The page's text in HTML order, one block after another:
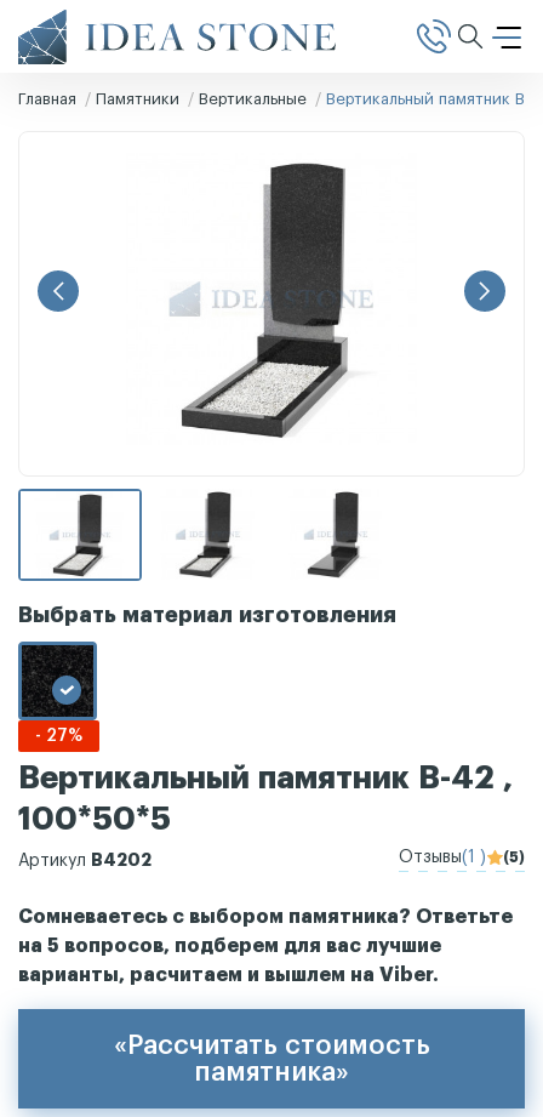
Главная Памятники Вертикальные Вертикальный памятник В-
Выбрать материал изготовления
- 27%
Вертикальный памятник В-42 ,
100*50*5
Артикул В4202 Отзывы(1 ) (5)
Сомневаетесь с выбором памятника? Ответьте
на 5 вопросов, подберем для вас лучшие
варианты, расчитаем и вышлем на Viber.
«Рассчитать стоимость
памятника»